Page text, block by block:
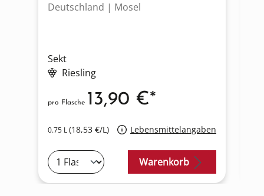
Deutschland | Mosel
Sekt
Riesling
0.75 L(18,53 €/L) Lebensmittelangaben
pro Flasche 13,90 €*
Warenkorb